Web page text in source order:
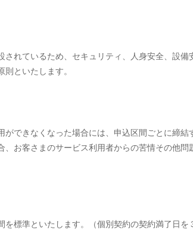
れているため、セキュリティ、人身安全、設
といたします。
できなくなった場合には、申込区間ごとに締
お客さまのサービス利用者からの苦情その他
標準といたします。（個別契約の契約満了日